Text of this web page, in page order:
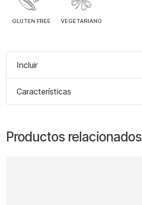
GLUTEN FREE VEGETARIANO
Incluir
Características
Productos relacionados